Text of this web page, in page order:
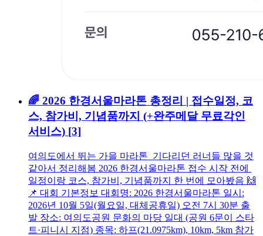
🌈 2026 한경서울마라톤 총정리 | 접수일정, 코
스, 참가비, 기념품까지 (+완주메달 무료각인
서비스) [3]
여의도에서 뛰는 가을 마라톤 기다리던 러너들 많을 것
같아서 정리해봄 2026 한경서울마라톤 접수 시작 전에
일정이랑 코스, 참가비, 기념품까지 한 번에 모아봤음 🙌
📌 대회 기본정보 대회명: 2026 한경서울마라톤 일시:
2026년 10월 5일(월요일, 대체공휴일) 오전 7시 30분 출
발 장소: 여의도공원 문화의 마당 일대 (공원 6문이 스타
트·피니시 지점) 종목: 하프(21.0975km), 10km, 5km 참가